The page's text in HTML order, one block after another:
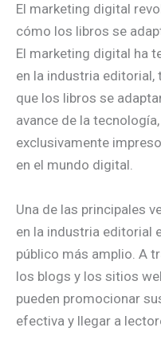
El marketing digital
cómo los libros se
El marketing digital ha
en la industria
que los libros se
avance de la
exclusivamente
en el mundo digital.
Una de las principales
en la industria editorial
público más amplio. A
los blogs y los sitios
pueden promocionar
efectiva y llegar a